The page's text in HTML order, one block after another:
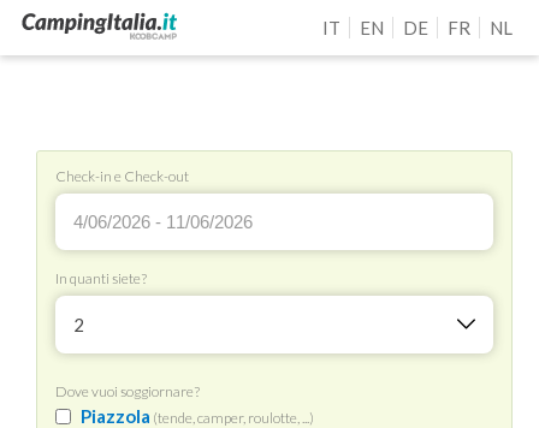
IT EN DE FR NL
Check-in e Check-out
In quanti siete?
2
Dove vuoi soggiornare?
Piazzola (tende, camper, roulotte, ...)